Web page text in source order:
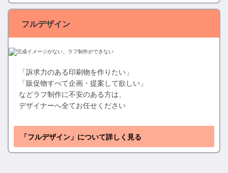
フルデザイン
「訴求力のある印刷物を作りたい」
「販促物すべて企画・提案して欲しい」
などラフ制作に不安のある方は、
デザイナーへ全てお任せください
「フルデザイン」について詳しく見る